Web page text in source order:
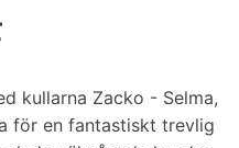
kullarna Zacko - Selma,
för en fantastiskt trevlig